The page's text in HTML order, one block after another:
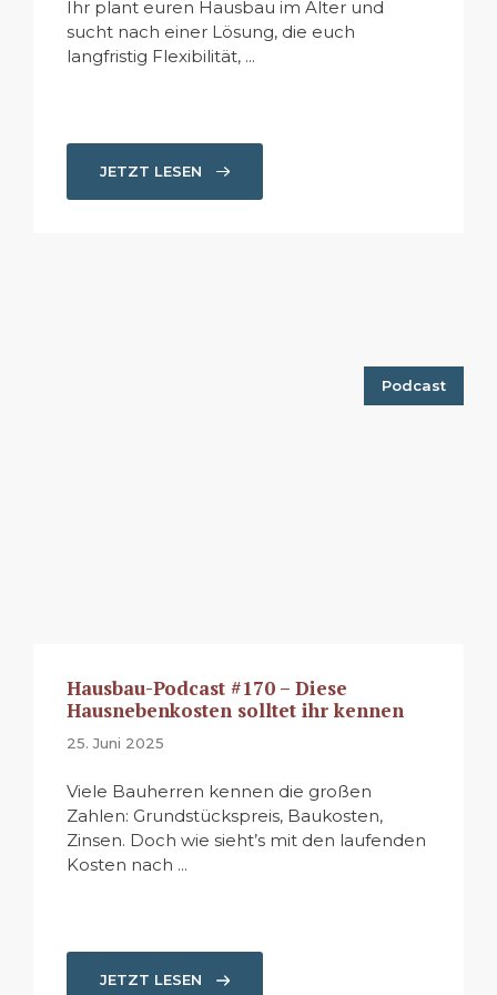
Ihr plant euren Hausbau im Alter und
sucht nach einer Lösung, die euch
langfristig Flexibilität, ...
JETZT LESEN
Podcast
Hausbau-Podcast #170 – Diese
Hausnebenkosten solltet ihr kennen
25. Juni 2025
Viele Bauherren kennen die großen
Zahlen: Grundstückspreis, Baukosten,
Zinsen. Doch wie sieht’s mit den laufenden
Kosten nach ...
JETZT LESEN